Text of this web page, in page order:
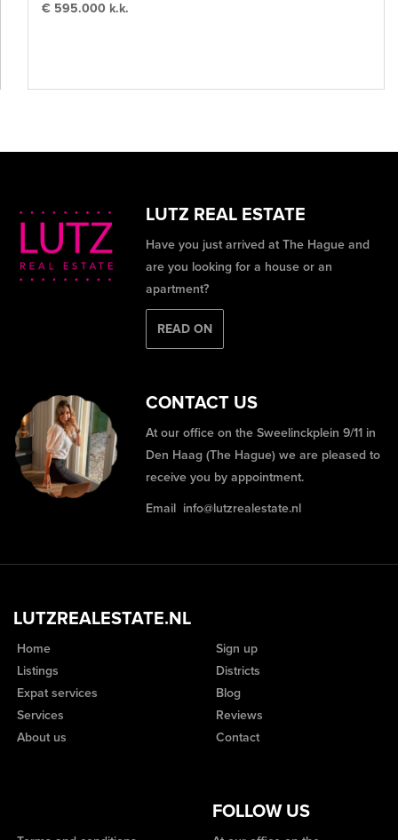
€ 595.000 k.k.
LUTZ REAL ESTATE
Have you just arrived at The Hague and
are you looking for a house or an
apartment?
READ ON
CONTACT US
At our office on the Sweelinckplein 9/11 in
Den Haag (The Hague) we are pleased to
receive you by appointment.
Email info@lutzrealestate.nl
LUTZREALESTATE.NL
Home
Listings
Expat services
Services
About us
Sign up
Districts
Blog
Reviews
Contact
FOLLOW US